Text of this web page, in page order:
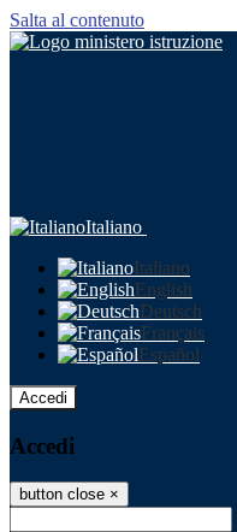
Salta al contenuto
Italiano
Italiano
English
Deutsch
Français
Español
Accedi
Accedi
button close ×